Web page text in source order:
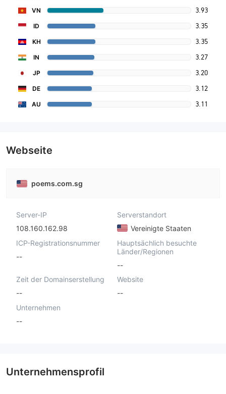
VN 3.93
ID 3.35
KH 3.35
IN 3.27
JP 3.20
DE 3.12
AU 3.11
Webseite
poems.com.sg
Server-IP
108.160.162.98
Serverstandort
Vereinigte Staaten
ICP-Registrationsnummer
--
Hauptsächlich besuchte
Länder/Regionen
--
Zeit der Domainserstellung
--
Website
--
Unternehmen
--
Unternehmensprofil